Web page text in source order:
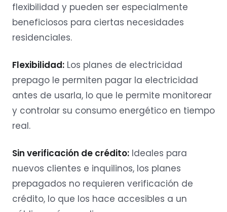
flexibilidad y pueden ser especialmente
beneficiosos para ciertas necesidades
residenciales.
Flexibilidad: Los planes de electricidad
prepago le permiten pagar la electricidad
antes de usarla, lo que le permite monitorear
y controlar su consumo energético en tiempo
real.
Sin verificación de crédito: Ideales para
nuevos clientes e inquilinos, los planes
prepagados no requieren verificación de
crédito, lo que los hace accesibles a un